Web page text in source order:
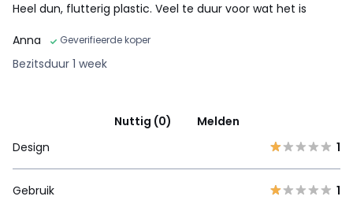
Heel dun, flutterig plastic. Veel te duur voor wat het is
Anna
Geverifieerde koper
Bezitsduur 1 week
Nuttig (0)
Melden
Design
1
Gebruik 1